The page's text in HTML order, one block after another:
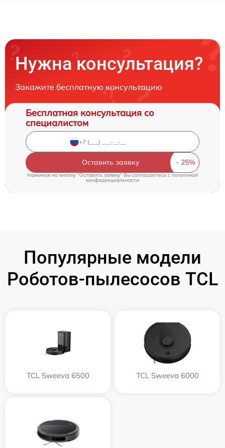
Нужна консультация?
Закажите бесплатную консультацию
Бесплатная консультация со
специалистом
Оставить заявку
Нажимая на кнопку "Оставить заявку" Вы соглашаетесь cполитикой
конфиденциальности
Популярные модели
Роботов-пылесосов TCL
TCL Sweeva 6500 TCL Sweeva 6000